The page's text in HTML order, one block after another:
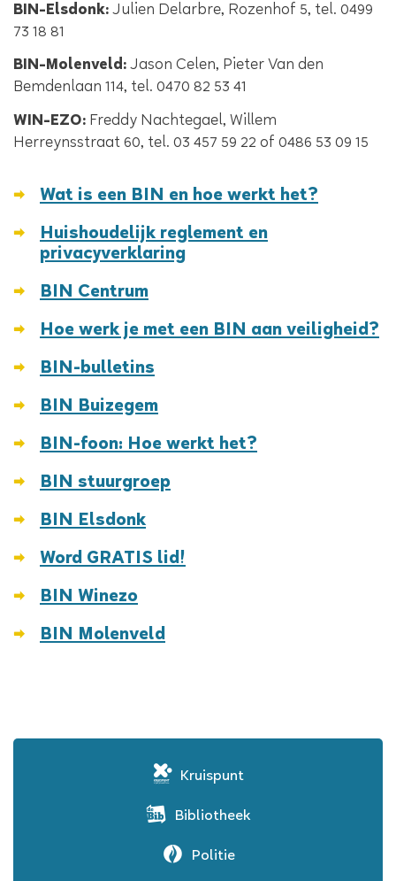
BIN-Elsdonk:Julien Delarbre, Rozenhof 5, tel. 0499
73 18 81
BIN-Molenveld:Jason Celen, Pieter Van den
Bemdenlaan 114, tel. 0470 82 53 41
WIN-EZO: Freddy Nachtegael, Willem
Herreynsstraat 60, tel. 03 457 59 22 of 0486 53 09 15
Thema's
Wat is een BIN en hoe werkt het?
Huishoudelijk reglement en
privacyverklaring
BIN Centrum
Hoe werk je met een BIN aan veiligheid?
BIN-bulletins
BIN Buizegem
BIN-foon: Hoe werkt het?
BIN stuurgroep
BIN Elsdonk
Word GRATIS lid!
BIN Winezo
BIN Molenveld
Kruispunt
Bibliotheek
Politie